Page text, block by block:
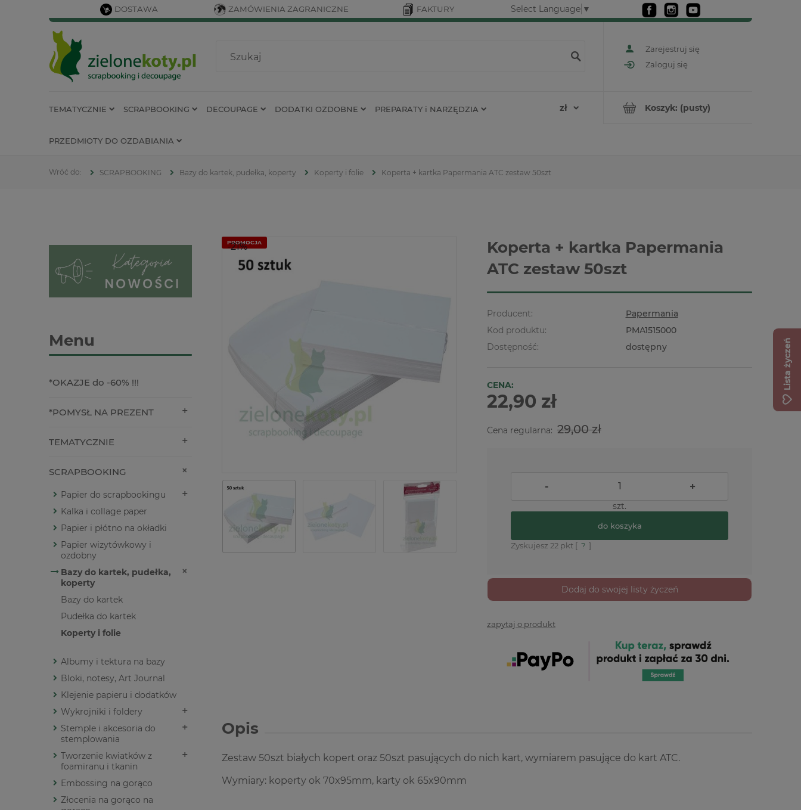
DOSTAWA ZAMÓWIENIA ZAGRANICZNE FAKTURY Select Language ▼
Zarejestruj się
Zaloguj się
Koszyk: (pusty)
TEMATYCZNIE SCRAPBOOKING DECOUPAGE DODATKI OZDOBNE PREPARATY i NARZĘDZIA
PRZEDMIOTY DO OZDABIANIA
SCRAPBOOKING Bazy do kartek, pudełka, koperty Koperty i folie Koperta + kartka Papermania ATC zestaw 50szt
Menu
*OKAZJE do -60% !!!
*POMYSŁ NA PREZENT
TEMATYCZNIE
SCRAPBOOKING
Papier do scrapbookingu
Kalka i collage paper
Papier i płótno na okładki
Papier wizytówkowy i
ozdobny
Bazy do kartek, pudełka,
koperty
Bazy do kartek
Pudełka do kartek
Koperty i folie
Albumy i tektura na bazy
Bloki, notesy, Art Journal
Klejenie papieru i dodatków
Wykrojniki i foldery
Stemple i akcesoria do
stemplowania
Tworzenie kwiatków z
foamiranu i tkanin
Embossing na gorąco
Złocenia na gorąco na
Koperta + kartka Papermania
ATC zestaw 50szt
PROMOCJA
-21%
Producent:
Papermania
Kod produktu:
PMA1515000
Dostępność:
dostępny
CENA:
22,90 zł
Cena regularna: 29,00 zł
- +
szt.
do koszyka
Zyskujesz 22 pkt [ ? ]
Dodaj do swojej listy życzeń
zapytaj o produkt
Opis
Zestaw 50szt białych kopert oraz 50szt pasujących do nich kart, wymiarem pasujące do kart ATC.
Wymiary: koperty ok 70x95mm, karty ok 65x90mm
Lista życzeń